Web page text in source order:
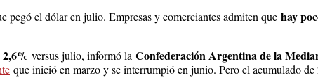
pegó el dólar en julio. Empresas y comerciantes admiten que hay
2,6% versus julio, informó la Confederación Argentina de la
que inició en marzo y se interrumpió en junio. Pero el acumulado